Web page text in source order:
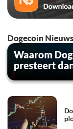
Dogecoin Nieuws
Waarom
presteert